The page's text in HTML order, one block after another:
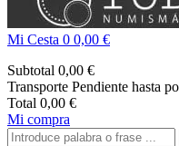
Mi Cesta 0 0,00 €
Subtotal 0,00 €
Transporte Pendiente hasta
Total 0,00 €
Mi compra